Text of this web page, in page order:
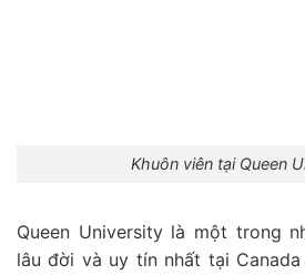
Khuôn viên tại Queen
Queen University là một trong
lâu đời và uy tín nhất tại